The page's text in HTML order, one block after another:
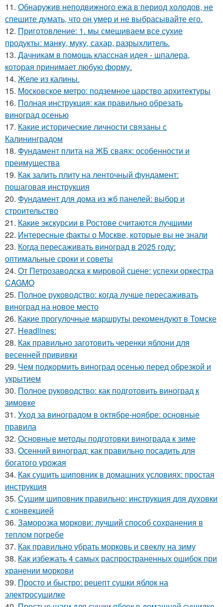
11. Обнаружив неподвижного ежа в период холодов, не
спешите думать, что он умер и не выбрасывайте его.
12. Приготовление: 1. мы смешиваем все сухие
продукты: манку, муку, сахар, разрыхлитель.
13. Дачникам в помощь классная идея - шпалера,
которая принимает любую форму.
14. Желе из калины.
15. Московское метро: подземное царство архитектуры
16. Полная инструкция: как правильно обрезать
виноград осенью
17. Какие исторические личности связаны с
Калининградом
18. Фундамент плита на ЖБ сваях: особенности и
преимущества
19. Как залить плиту на ленточный фундамент:
пошаговая инструкция
20. Фундамент для дома из жб панелей: выбор и
строительство
21. Какие экскурсии в Ростове считаются лучшими
22. Интересные факты о Москве, которые вы не знали
23. Когда пересаживать виноград в 2025 году:
оптимальные сроки и советы
24. От Петрозаводска к мировой сцене: успехи оркестра
CAGMO
25. Полное руководство: когда лучше пересаживать
виноград на новое место
26. Какие прогулочные маршруты рекомендуют в Томске
27. Headlines:
28. Как правильно заготовить черенки яблони для
весенней прививки
29. Чем подкормить виноград осенью перед обрезкой и
укрытием
30. Полное руководство: как подготовить виноград к
зимовке
31. Уход за виноградом в октябре-ноябре: основные
правила
32. Основные методы подготовки винограда к зиме
33. Осенний виноград: как правильно посадить для
богатого урожая
34. Как сушить шиповник в домашних условиях: простая
инструкция
35. Сушим шиповник правильно: инструкция для духовки
с конвекцией
36. Заморозка моркови: лучший способ сохранения в
теплом погребе
37. Как правильно убрать морковь и свеклу на зиму
38. Как избежать 4 самых распространенных ошибок при
хранении моркови
39. Просто и быстро: рецепт сушки яблок на
электросушилке